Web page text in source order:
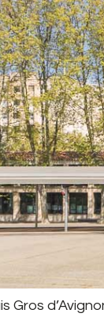
Gros